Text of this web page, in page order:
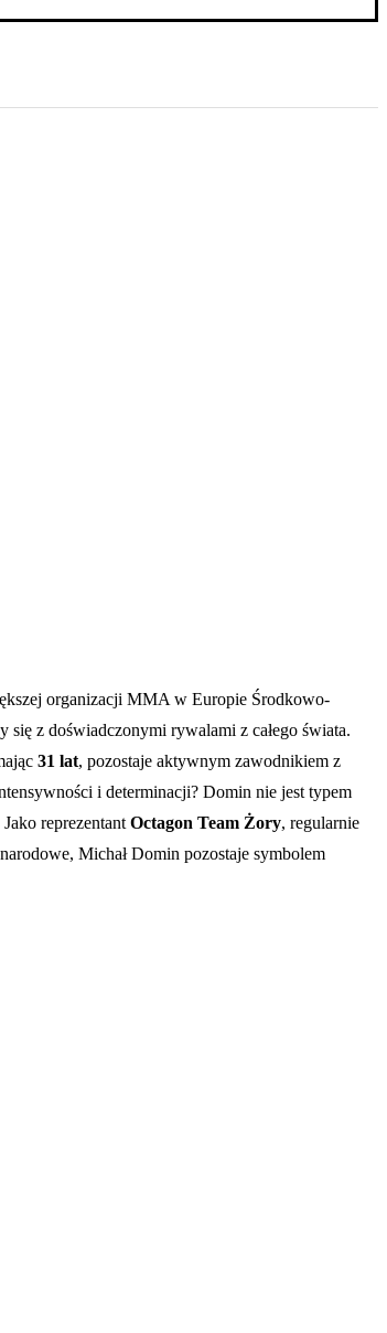
organizacji MMA w Europie Środkowo-
z doświadczonymi rywalami z całego świata.
31 lat, pozostaje aktywnym zawodnikiem z
i determinacji? Domin nie jest typem
reprezentant Octagon Team Żory, regularnie
Michał Domin pozostaje symbolem